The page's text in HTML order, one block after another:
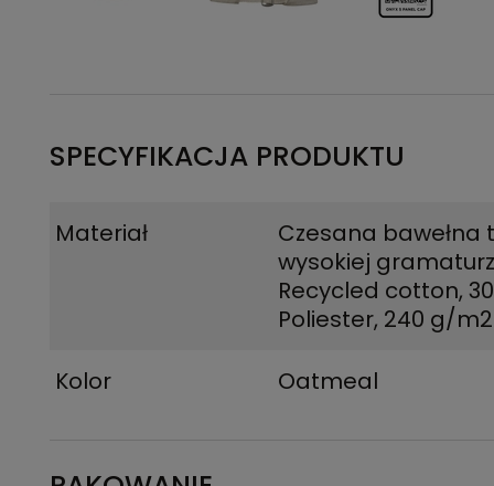
SPECYFIKACJA PRODUKTU
Materiał
Czesana bawełna
wysokiej
Recycled cotton,
Poliester, 240 g/m2
Kolor
Oatmeal